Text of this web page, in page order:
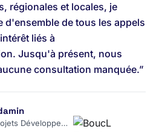
régionales et locales, je
d'ensemble de tous les appels
liés à
Jusqu'à présent, nous
consultation manquée.”
Cheffe de projets Développement